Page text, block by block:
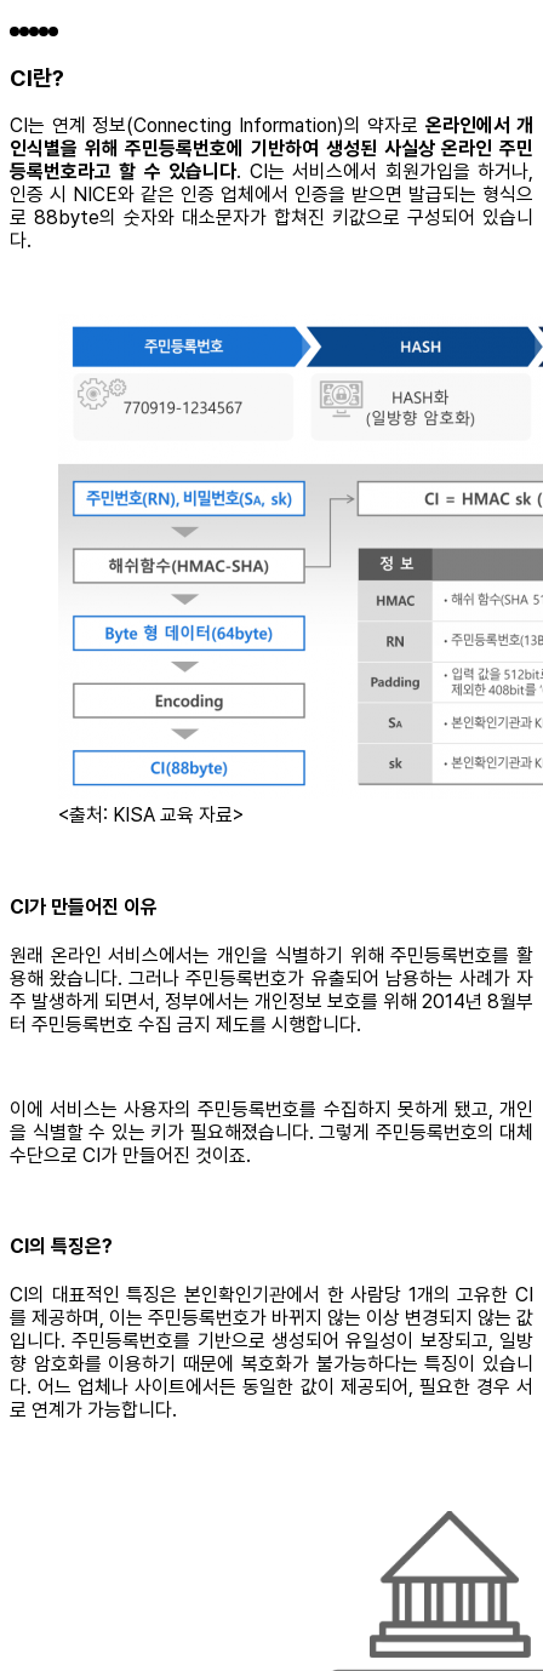
CI란?
CI는 연계 정보(Connecting Information)의 약자로 온라인에서 개
인식별을 위해 주민등록번호에 기반하여 생성된 사실상 온라인 주민
등록번호라고 할 수 있습니다. CI는 서비스에서 회원가입을 하거나,
인증 시 NICE와 같은 인증 업체에서 인증을 받으면 발급되는 형식으
로 88byte의 숫자와 대소문자가 합쳐진 키값으로 구성되어 있습니
다.
<출처: KISA 교육 자료>
CI가 만들어진 이유
원래 온라인 서비스에서는 개인을 식별하기 위해 주민등록번호를 활
용해 왔습니다. 그러나 주민등록번호가 유출되어 남용하는 사례가 자
주 발생하게 되면서, 정부에서는 개인정보 보호를 위해 2014년 8월부
터 주민등록번호 수집 금지 제도를 시행합니다.
이에 서비스는 사용자의 주민등록번호를 수집하지 못하게 됐고, 개인
을 식별할 수 있는 키가 필요해졌습니다. 그렇게 주민등록번호의 대체
수단으로 CI가 만들어진 것이죠.
CI의 특징은?
CI의 대표적인 특징은 본인확인기관에서 한 사람당 1개의 고유한 CI
를 제공하며, 이는 주민등록번호가 바뀌지 않는 이상 변경되지 않는 값
입니다. 주민등록번호를 기반으로 생성되어 유일성이 보장되고, 일방
향 암호화를 이용하기 때문에 복호화가 불가능하다는 특징이 있습니
다. 어느 업체나 사이트에서든 동일한 값이 제공되어, 필요한 경우 서
로 연계가 가능합니다.